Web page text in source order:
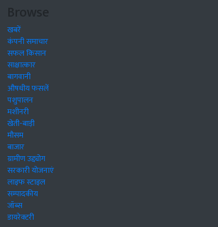
Browse
खबरें
कंपनी समाचार
सफल किसान
साक्षात्कार
बागवानी
औषधीय फसलें
पशुपालन
मशीनरी
खेती-बाड़ी
मौसम
बाजार
ग्रामीण उद्द्योग
सरकारी योजनाएं
लाइफ स्टाइल
सम्पादकीय
जॉब्स
डायरेक्टरी